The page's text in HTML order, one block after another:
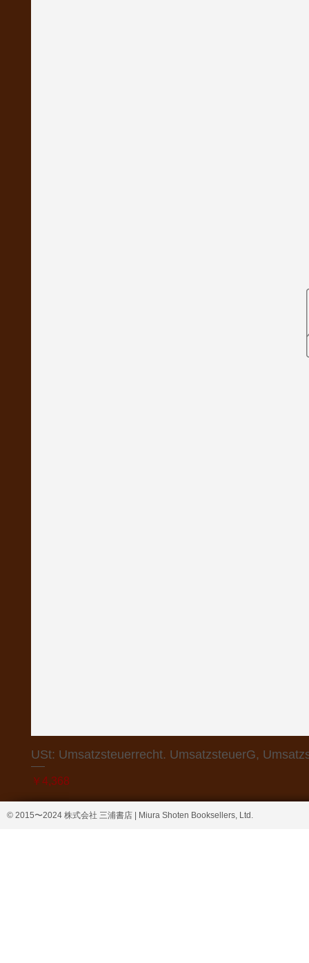
USt: Umsatzsteuerrecht. UmsatzsteuerG,
価格
￥4,368
© 2015〜2024 株式会社 三浦書店 | Miura Shoten Booksellers, Ltd.